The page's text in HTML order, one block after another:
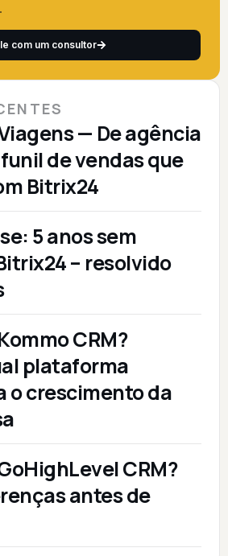
com um consultor
— De agência
de vendas que
Bitrix24
5 anos sem
– resolvido
CRM?
plataforma
o crescimento da
CRM?
antes de